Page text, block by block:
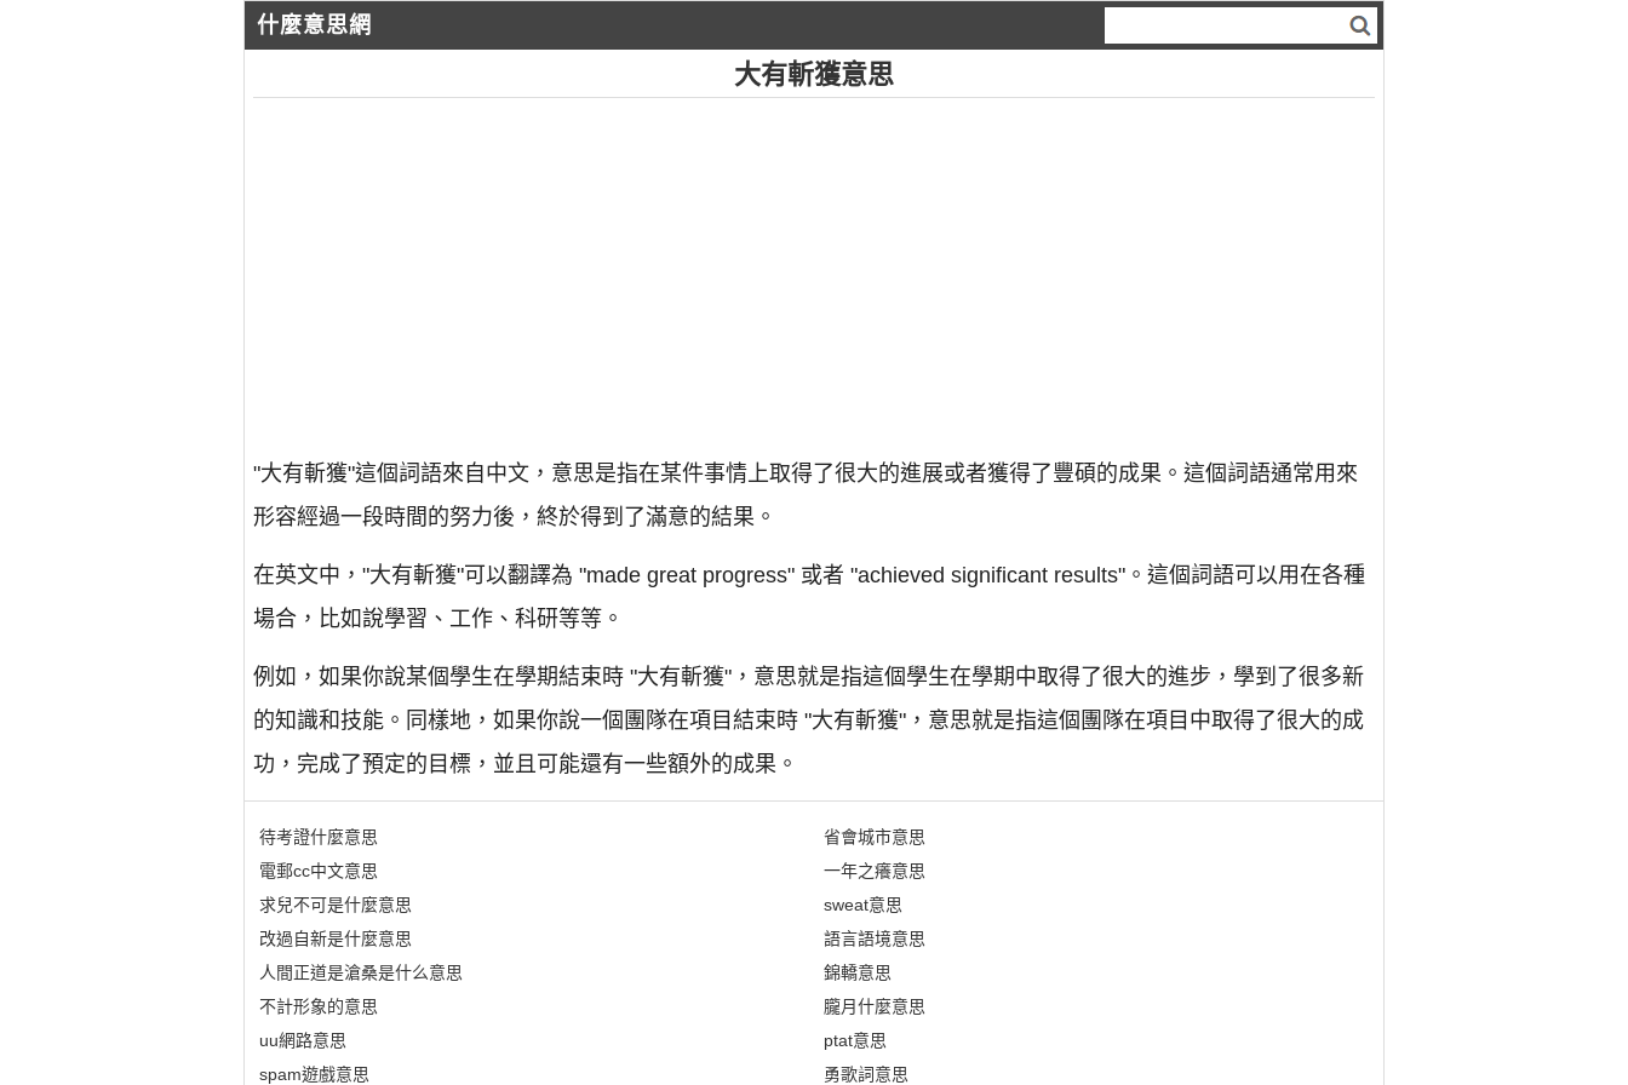
什麼意思網
大有斬獲意思
"大有斬獲"這個詞語來自中文，意思是指在某件事情上取得了很大的進展或者獲得了豐碩的成果。這個詞語通常用來
形容經過一段時間的努力後，終於得到了滿意的結果。
在英文中，"大有斬獲"可以翻譯為 "made great progress" 或者 "achieved significant results"。這個詞語可以用在各種
場合，比如說學習、工作、科研等等。
例如，如果你說某個學生在學期結束時 "大有斬獲"，意思就是指這個學生在學期中取得了很大的進步，學到了很多新
的知識和技能。同樣地，如果你說一個團隊在項目結束時 "大有斬獲"，意思就是指這個團隊在項目中取得了很大的成
功，完成了預定的目標，並且可能還有一些額外的成果。
待考證什麼意思
電郵cc中文意思
求兒不可是什麼意思
改過自新是什麼意思
人間正道是滄桑是什么意思
不計形象的意思
uu網路意思
spam遊戲意思
省會城市意思
一年之癢意思
sweat意思
語言語境意思
錦轎意思
朧月什麼意思
ptat意思
勇歌詞意思